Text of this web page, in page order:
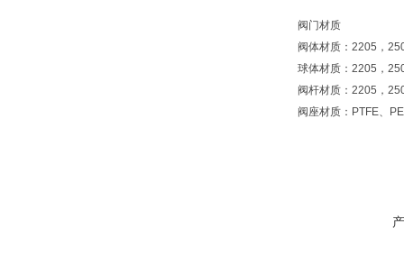
阀门材质
阀体材质：2205，
球体材质：2205，
阀杆材质：2205，
阀座材质：PTFE、